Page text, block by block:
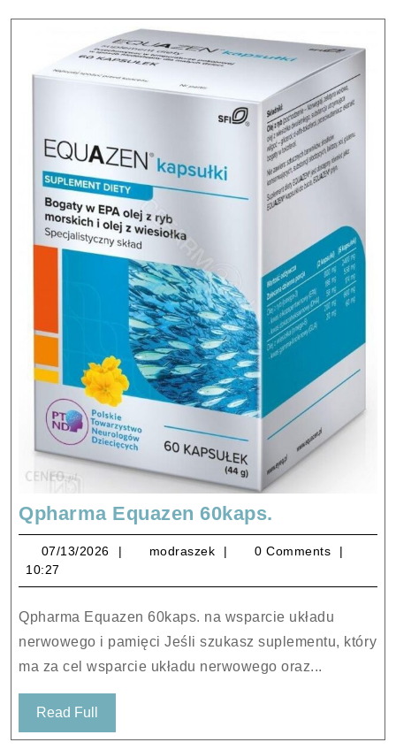
Qpharma Equazen 60kaps.
Equazen
60kaps.
07/13/2026 07/13/2026
modraszek modraszek
0 Comments
10:27
Qpharma Equazen 60kaps. na wsparcie układu
nerwowego i pamięci Jeśli szukasz suplementu, który
ma za cel wsparcie układu nerwowego oraz...
Read Full
Full